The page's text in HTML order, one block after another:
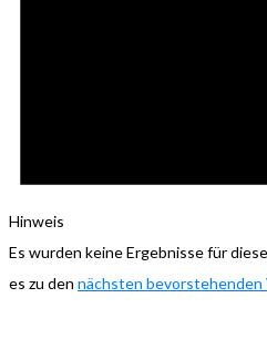
Hinweis
Es wurden keine Ergebnisse für
es zu den nächsten